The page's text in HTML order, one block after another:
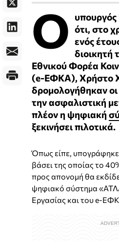
Ο ότι, στο
ενός
διοικητή
Εθνικού Φορέα
(e-ΕΦΚΑ), Χρήστο
δρομολογήθηκαν οι
την ασφαλιστική
πλέον η ψηφιακή
ξεκινήσει πιλοτικά.
Όπως είπε,
βάσει της οποίας το
προς απονομή θα
ψηφιακό σύστημα
Εργασίας και του e-